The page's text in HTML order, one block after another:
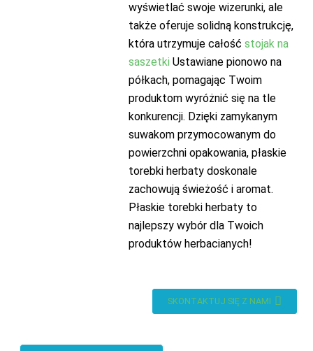
wyświetlać swoje wizerunki, ale
także oferuje solidną konstrukcję,
która utrzymuje całość stojak na
saszetki Ustawiane pionowo na
półkach, pomagając Twoim
produktom wyróżnić się na tle
konkurencji. Dzięki zamykanym
suwakom przymocowanym do
powierzchni opakowania, płaskie
torebki herbaty doskonale
zachowują świeżość i aromat.
Płaskie torebki herbaty to
najlepszy wybór dla Twoich
produktów herbacianych!
SKONTAKTUJ SIĘ Z NAMI